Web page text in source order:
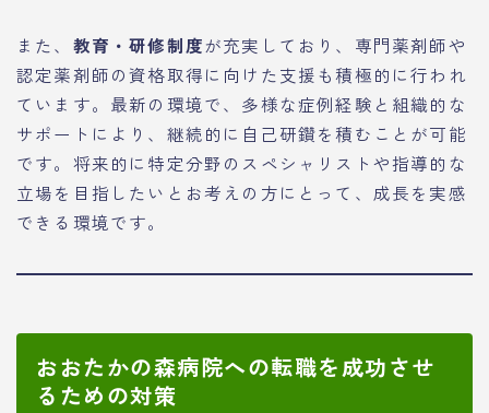
また、 教育・研修制度が充実しており、専門薬剤師や
認定薬剤師の資格取得に向けた支援も積極的に行われ
ています。最新の環境で、多様な症例経験と組織的な
サポートにより、継続的に自己研鑽を積むことが可能
です。将来的に特定分野のスペシャリストや指導的な
立場を目指したいとお考えの方にとって、成長を実感
できる環境です。
おおたかの森病院への転職を成功させ
るための対策